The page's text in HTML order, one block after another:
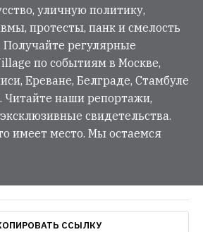
уличную политику,
протесты, панк и смелость
Получайте регулярные
по событиям в Москве,
Ереване, Белграде, Стамбуле
Читайте наши репортажи,
свидетельства.
имеет место. Мы остаемся
ССЫЛКУ